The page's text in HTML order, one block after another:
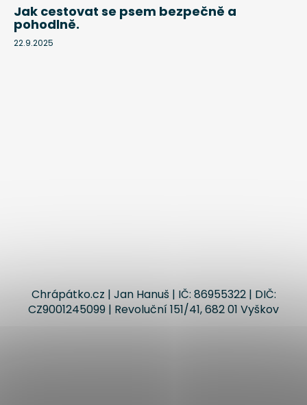
Jak cestovat se psem bezpečně a
pohodlně.
22.9.2025
Chrápátko.cz | Jan Hanuš | IČ: 86955322 | DIČ:
CZ9001245099 | Revoluční 151/41, 682 01 Vyškov